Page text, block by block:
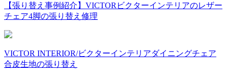
【張り替え事例紹介】VICTORビクターインテリアのレザー
チェア4脚の張り替え修理
VICTOR INTERIOR/ビクターインテリアダイニングチェア
合皮生地の張り替え